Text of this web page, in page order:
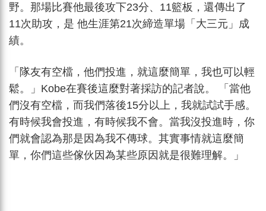
野。那場比賽他最後攻下23分、11籃板，還傳出了
11次助攻，是 他生涯第21次締造單場「大三元」成
績。
「隊友有空檔，他們投進，就這麼簡單，我也可以輕
鬆。」Kobe在賽後這麼對著採訪的記者說。 「當他
們沒有空檔，而我們落後15分以上，我就試試手感。
有時候我會投進，有時候我不會。當我沒投進時，你
們就會認為那是因為我不傳球。其實事情就這麼簡
單，你們這些傢伙因為某些原因就是很難理解。」